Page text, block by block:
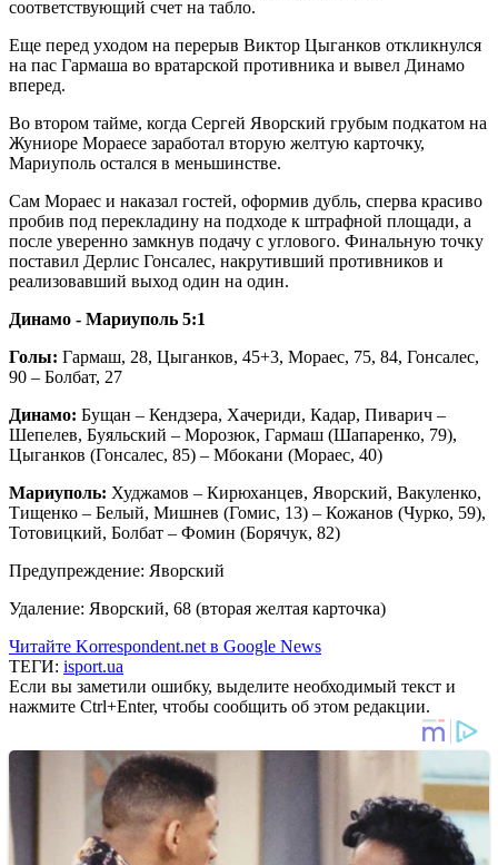
соответствующий счет на табло.
Еще перед уходом на перерыв Виктор Цыганков откликнулся
на пас Гармаша во вратарской противника и вывел Динамо
вперед.
Во втором тайме, когда Сергей Яворский грубым подкатом на
Жуниоре Мораесе заработал вторую желтую карточку,
Мариуполь остался в меньшинстве.
Сам Мораес и наказал гостей, оформив дубль, сперва красиво
пробив под перекладину на подходе к штрафной площади, а
после уверенно замкнув подачу с углового. Финальную точку
поставил Дерлис Гонсалес, накрутивший противников и
реализовавший выход один на один.
Динамо - Мариуполь 5:1
Голы: Гармаш, 28, Цыганков, 45+3, Мораес, 75, 84, Гонсалес,
90 – Болбат, 27
Динамо: Бущан – Кендзера, Хачериди, Кадар, Пиварич –
Шепелев, Буяльский – Морозюк, Гармаш (Шапаренко, 79),
Цыганков (Гонсалес, 85) – Мбокани (Мораес, 40)
Мариуполь: Худжамов – Кирюханцев, Яворский, Вакуленко,
Тищенко – Белый, Мишнев (Гомис, 13) – Кожанов (Чурко, 59),
Тотовицкий, Болбат – Фомин (Борячук, 82)
Предупреждение: Яворский
Удаление: Яворский, 68 (вторая желтая карточка)
Читайте Korrespondent.net в Google News
ТЕГИ: isport.ua
Если вы заметили ошибку, выделите необходимый текст и
нажмите Ctrl+Enter, чтобы сообщить об этом редакции.